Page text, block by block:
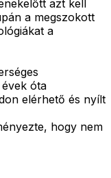
azt kell
a megszokott
a
óta
elérhető és nyílt
hogy nem